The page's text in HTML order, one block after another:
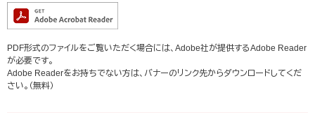
PDF形式のファイルをご覧いただく場合には、Adobe社が提供するAdobe Reader
が必要です。
Adobe Readerをお持ちでない方は、バナーのリンク先からダウンロードしてくだ
さい。（無料）